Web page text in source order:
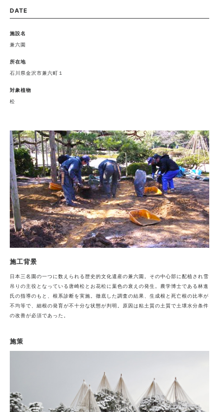
DATE
施設名
兼六園
所在地
石川県金沢市兼六町１
対象植物
松
施工背景
日本三名園の一つに数えられる歴史的文化遺産の兼六園。その中心部に配植され雪
吊りの主役となっている唐崎松とお花松に葉色の衰えの発生。農学博士である林進
氏の指導のもと、根系診断を実施。徹底した調査の結果、生成根と死亡根の比率が
不均等で、細根の発育が不十分な状態が判明。原因は粘土質の土質で土壌水分条件
の改善が必須であった。
施策